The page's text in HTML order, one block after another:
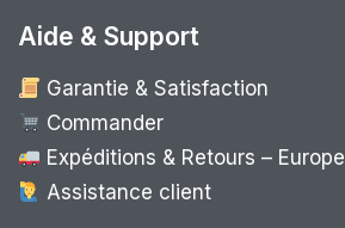
Aide & Support
Garantie & Satisfaction
Commander
Expéditions & Retours – Europe
Assistance client